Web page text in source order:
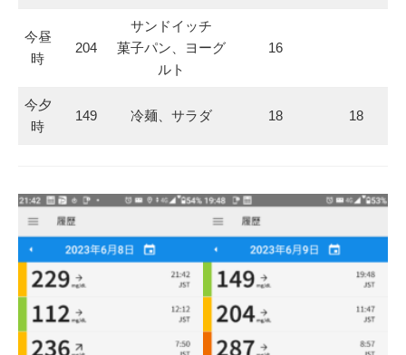
今昼
時
204
サンドイッチ
菓子パン、ヨーグ
ルト
16
今夕
時
149 冷麺、サラダ 18 18